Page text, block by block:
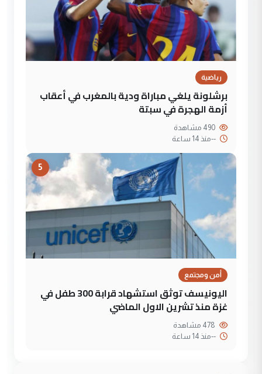
رياضية
برشلونة يلغي مباراة ودية بالمغرب في أعقاب
أزمة الهجرة في سبتة
--منذ 14 ساعة
5
أمن ومجتمع
اليونيسف توثق استشهاد قرابة 300 طفل في
غزة منذ تشرين الاول الماضي
--منذ 14 ساعة